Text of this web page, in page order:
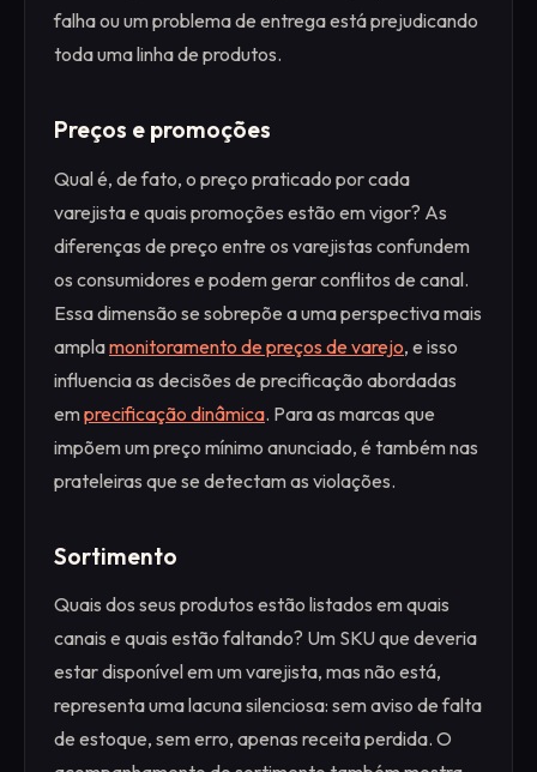
falha ou um problema de entrega está prejudicando
toda uma linha de produtos.
Preços e promoções
Qual é, de fato, o preço praticado por cada
varejista e quais promoções estão em vigor? As
diferenças de preço entre os varejistas confundem
os consumidores e podem gerar conflitos de canal.
Essa dimensão se sobrepõe a uma perspectiva mais
amplamonitoramento de preços de varejo, e isso
influencia as decisões de precificação abordadas
emprecificação dinâmica. Para as marcas que
impõem um preço mínimo anunciado, é também nas
prateleiras que se detectam as violações.
Sortimento
Quais dos seus produtos estão listados em quais
canais e quais estão faltando? Um SKU que deveria
estar disponível em um varejista, mas não está,
representa uma lacuna silenciosa: sem aviso de falta
de estoque, sem erro, apenas receita perdida. O